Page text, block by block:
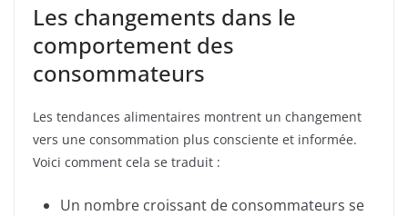
Les changements dans le
comportement des
consommateurs
Les tendances alimentaires montrent un changement
vers une consommation plus consciente et informée.
Voici comment cela se traduit :
Un nombre croissant de consommateurs se